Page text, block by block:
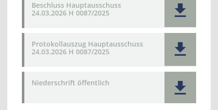
Beschluss Hauptausschuss
24.03.2026 H 0087/2025
Protokollauszug Hauptausschuss
24.03.2026 H 0087/2025
Niederschrift öffentlich